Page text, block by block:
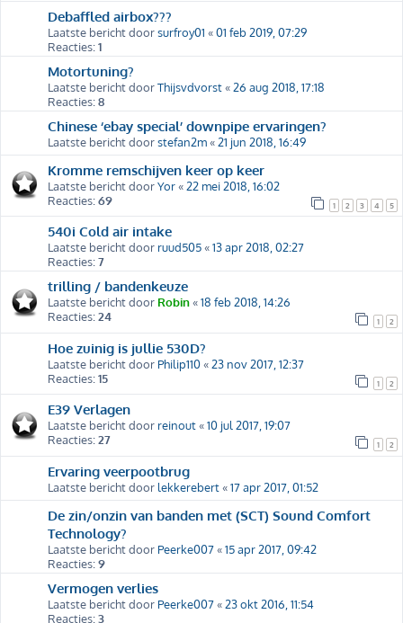
Debaffled airbox???
Laatste bericht doorsurfroy01 «01 feb 2019, 07:29
Reacties:1
Motortuning?
Laatste bericht doorThijsvdvorst«26 aug 2018, 17:18
Reacties:8
Chinese ‘ebay special’ downpipe ervaringen?
Laatste bericht doorstefan2m«21 jun 2018, 16:49
Kromme remschijven keer op keer
Laatste bericht doorYor«22 mei 2018, 16:02
Reacties:69 1 2 3 4 5
540i Cold air intake
Laatste bericht door ruud505«13 apr 2018, 02:27
Reacties:7
trilling / bandenkeuze
Laatste bericht door Robin«18 feb 2018, 14:26
Reacties:24 1 2
Hoe zuinig is jullie 530D?
Laatste bericht door Philip110«23 nov 2017, 12:37
Reacties:15 1 2
E39 Verlagen
Laatste bericht door reinout«10 jul 2017, 19:07
Reacties:27 1 2
Ervaring veerpootbrug
Laatste bericht door lekkerebert«17 apr 2017, 01:52
De zin/onzin van banden met (SCT) Sound Comfort
Technology?
Laatste bericht door Peerke007«15 apr 2017, 09:42
Reacties:9
Vermogen verlies
Laatste bericht door Peerke007«23 okt 2016, 11:54
Reacties:3